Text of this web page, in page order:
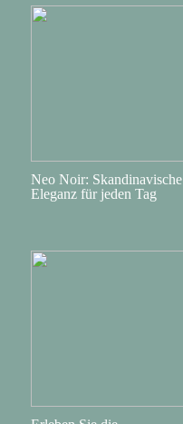
Neo Noir: Skandinavische
Eleganz für jeden Tag